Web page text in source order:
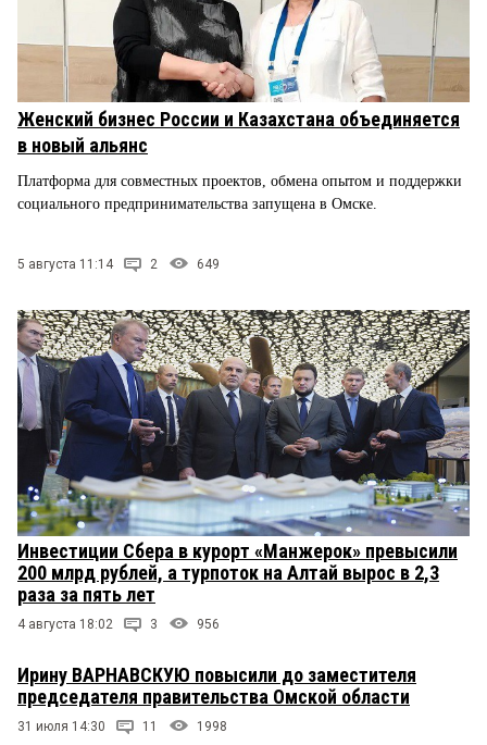
Женский бизнес России и Казахстана объединяется
в новый альянс
Платформа для совместных проектов, обмена опытом и поддержки
социального предпринимательства запущена в Омске.
5 августа 11:14 2 649
Инвестиции Сбера в курорт «Манжерок» превысили
200 млрд рублей, а турпоток на Алтай вырос в 2,3
раза за пять лет
4 августа 18:02 3 956
Ирину ВАРНАВСКУЮ повысили до заместителя
председателя правительства Омской области
31 июля 14:30 11 1998